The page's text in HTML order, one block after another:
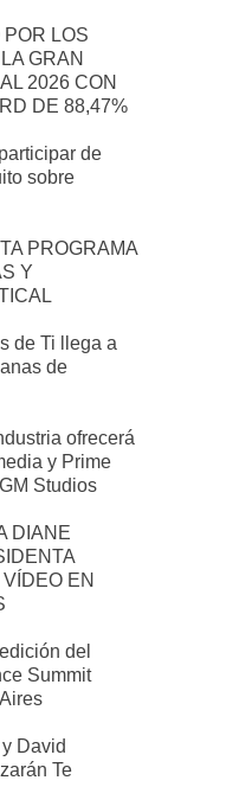
LOS
GRAN
2026 CON
DE 88,47%
de
sobre
PROGRAMA
Y
de Ti llega a
de
ofrecerá
y Prime
Studios
DIANE
EN
del
Summit
David
Te